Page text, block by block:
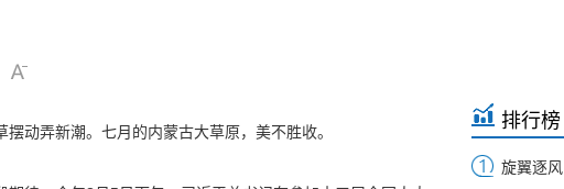
动弄新潮。七月的内蒙古大草原，美不胜收。 排行榜
旋翼逐